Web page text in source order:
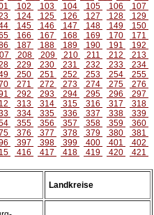
102 103 104 105 106
107
124 125 126 127 128
129
145 146 147 148 149
150
166 167 168 169 170
171
187 188 189 190 191
192
208 209 210 211 212
213
229 230 231 232 233
234
250 251 252 253 254
255
271 272 273 274 275
276
292 293 294 295 296
297
313 314 315 316 317
318
334 335 336 337 338
339
355 356 357 358 359
360
376 377 378 379 380
381
397 398 399 400 401
402
416 417 418 419 420 421
Landkreise